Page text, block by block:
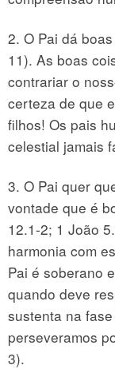
2. O Pai dá
11). As boas
contrariar o
certeza de que
filhos! Os pais
celestial jamais
3. O Pai quer
vontade que é
12.1-2; 1 João
harmonia com
Pai é soberano
quando deve
sustenta na
perseveramos
3).